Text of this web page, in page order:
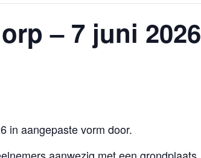
– 7 juni 2026
in aangepaste vorm door.